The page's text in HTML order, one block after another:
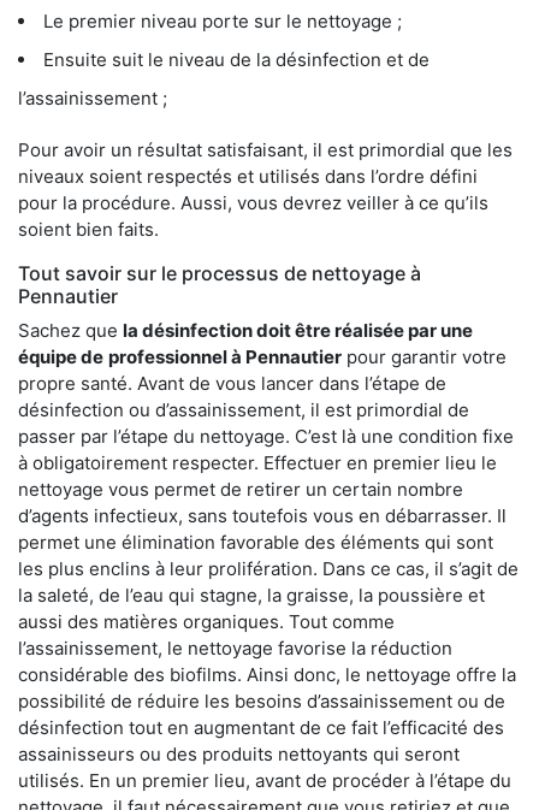
Le premier niveau porte sur le nettoyage ;
Ensuite suit le niveau de la désinfection et de
l’assainissement ;
Pour avoir un résultat satisfaisant, il est primordial que les
niveaux soient respectés et utilisés dans l’ordre défini
pour la procédure. Aussi, vous devrez veiller à ce qu’ils
soient bien faits.
Tout savoir sur le processus de nettoyage à
Pennautier
Sachez que la désinfection doit être réalisée par une
équipe de professionnel à Pennautier pour garantir votre
propre santé. Avant de vous lancer dans l’étape de
désinfection ou d’assainissement, il est primordial de
passer par l’étape du nettoyage. C’est là une condition fixe
à obligatoirement respecter. Effectuer en premier lieu le
nettoyage vous permet de retirer un certain nombre
d’agents infectieux, sans toutefois vous en débarrasser. Il
permet une élimination favorable des éléments qui sont
les plus enclins à leur prolifération. Dans ce cas, il s’agit de
la saleté, de l’eau qui stagne, la graisse, la poussière et
aussi des matières organiques. Tout comme
l’assainissement, le nettoyage favorise la réduction
considérable des biofilms. Ainsi donc, le nettoyage offre la
possibilité de réduire les besoins d’assainissement ou de
désinfection tout en augmentant de ce fait l’efficacité des
assainisseurs ou des produits nettoyants qui seront
utilisés. En un premier lieu, avant de procéder à l’étape du